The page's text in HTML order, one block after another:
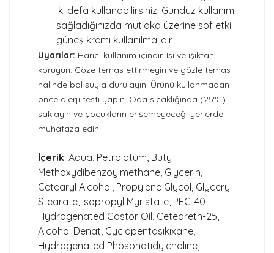
iki defa kullanabilirsiniz. Gündüz kullanım
sağladığınızda mutlaka üzerine spf etkili
güneş kremi kullanılmalıdır.
Uyarılar: Harici kullanım içindir. Isı ve ışıktan
koruyun. Göze temas ettirmeyin ve gözle temas
halinde bol suyla durulayın. Ürünü kullanmadan
önce alerji testi yapın. Oda sıcaklığında (25°C)
saklayın ve çocukların erişemeyeceği yerlerde
muhafaza edin.
İçerik: Aqua, Petrolatum, Buty
Methoxydibenzoylmethane, Glycerin,
Cetearyl Alcohol, Propylene Glycol, Glyceryl
Stearate, Isopropyl Myristate, PEG-40
Hydrogenated Castor Oil, Ceteareth-25,
Alcohol Denat, Cyclopentasikıxane,
Hydrogenated Phosphatidylcholine,